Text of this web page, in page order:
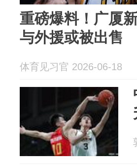
重磅爆料！广厦
与外援或被出售
体育见习官 2026-06-18